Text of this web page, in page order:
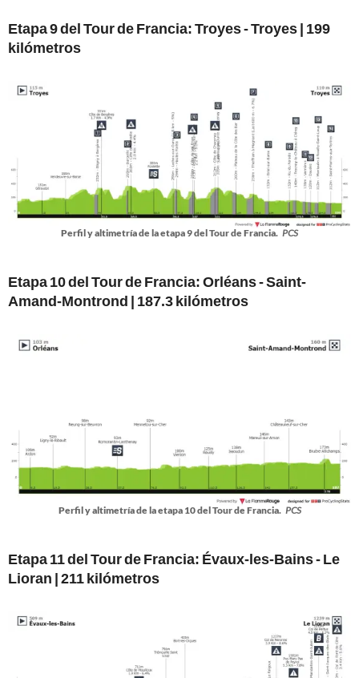
Etapa 9 del Tour de Francia: Troyes - Troyes | 199
kilómetros
Perfil y altimetría de la etapa 9 del Tour de Francia. PCS
Etapa 10 del Tour de Francia: Orléans - Saint-
Amand-Montrond | 187.3 kilómetros
Perfil y altimetría de la etapa 10 del Tour de Francia. PCS
Etapa 11 del Tour de Francia: Évaux-les-Bains - Le
Lioran | 211 kilómetros